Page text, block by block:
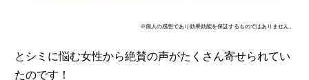
※個人の感想であり効果効能を保証するものではありません。
とシミに悩む女性から絶賛の声がたくさん寄せられてい
たのです！